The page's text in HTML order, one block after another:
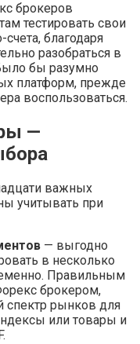
брокеров
тестировать свои
благодаря
разобраться в
бы разумно
платформ, прежде
воспользоваться.
—
важных
учитывать при
— выгодно
в несколько
Правильным
брокером,
спектр рынков для
или товары и